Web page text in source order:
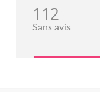
112
Sans avis